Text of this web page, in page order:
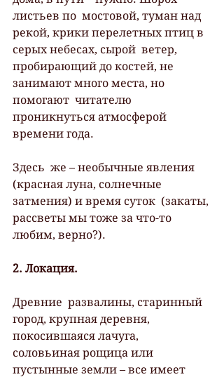
листьев по  мостовой, туман над
рекой, крики перелетных птиц в
серых небесах, сырой  ветер,
пробирающий до костей, не
занимают много места, но
помогают  читателю
проникнуться атмосферой
времени года.
Здесь  же – необычные явления
(красная луна, солнечные
затмения) и время суток  (закаты,
рассветы мы тоже за что-то
любим, верно?).
2. Локация.
Древние  развалины, старинный
город, крупная деревня,
покосившаяся лачуга,
соловьиная рощица или
пустынные земли – все имеет